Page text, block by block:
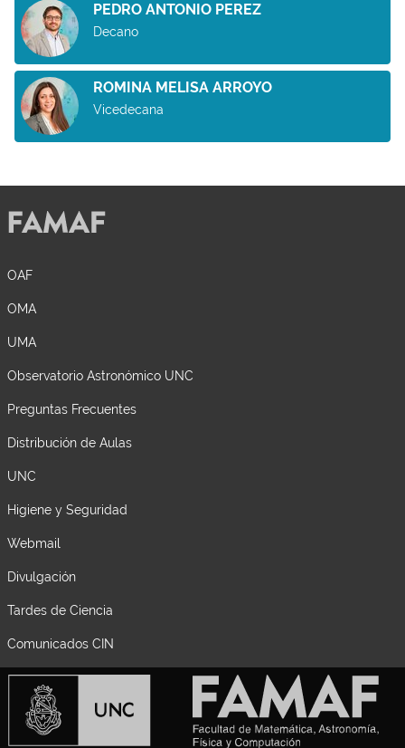
PEDRO ANTONIO PEREZ
Decano
ROMINA MELISA ARROYO
Vicedecana
OAF
OMA
UMA
Observatorio Astronómico UNC
Preguntas Frecuentes
Distribución de Aulas
UNC
Higiene y Seguridad
Webmail
Divulgación
Tardes de Ciencia
Comunicados CIN